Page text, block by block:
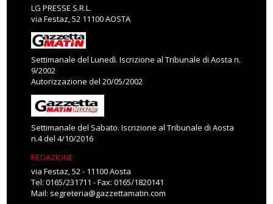
LG PRESSE S.R.L.
via Festaz, 52 11100 AOSTA
Settimanale del Lunedì. Iscrizione al Tribunale di Aosta n.
9/2002
Autorizzazione del 20/05/2002
Settimanale del Sabato. Iscrizione al Tribunale di Aosta
n.4 del 4/10/2016
REDAZIONE
via Festaz, 52 - 11100 Aosta
Tel: 0165/231711 - Fax: 0165/1820141
Mail: segreteria@gazzettamatin.com